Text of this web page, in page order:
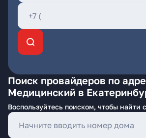
Поиск провайдеров по
Медицинский в
Воспользуйтесь поиском, чтобы найти